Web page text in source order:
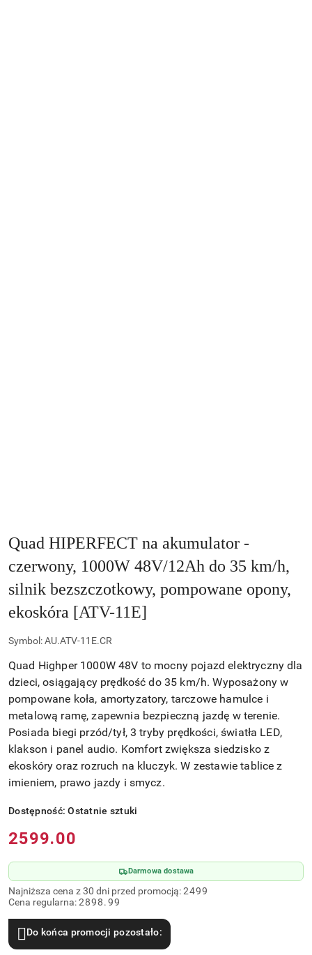
Quad HIPERFECT na akumulator -
czerwony, 1000W 48V/12Ah do 35 km/h,
silnik bezszczotkowy, pompowane opony,
ekoskóra [ATV-11E]
Symbol:AU.ATV-11E.CR
Quad Highper 1000W 48V to mocny pojazd elektryczny dla
dzieci, osiągający prędkość do 35 km/h. Wyposażony w
pompowane koła, amortyzatory, tarczowe hamulce i
metalową ramę, zapewnia bezpieczną jazdę w terenie.
Posiada biegi przód/tył, 3 tryby prędkości, światła LED,
klakson i panel audio. Komfort zwiększa siedzisko z
ekoskóry oraz rozruch na kluczyk. W zestawie tablice z
imieniem, prawo jazdy i smycz.
Dostępność:Ostatnie sztuki
Cena:
2599.00
Darmowa dostawa
Najniższa cena z 30 dni przed promocją:2499
Cena regularna:2898.99
Do końca promocji pozostało: